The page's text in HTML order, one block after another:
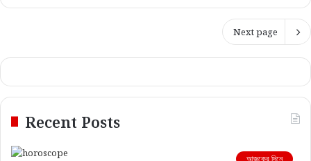
Next page
Recent Posts
আজকের দিনে